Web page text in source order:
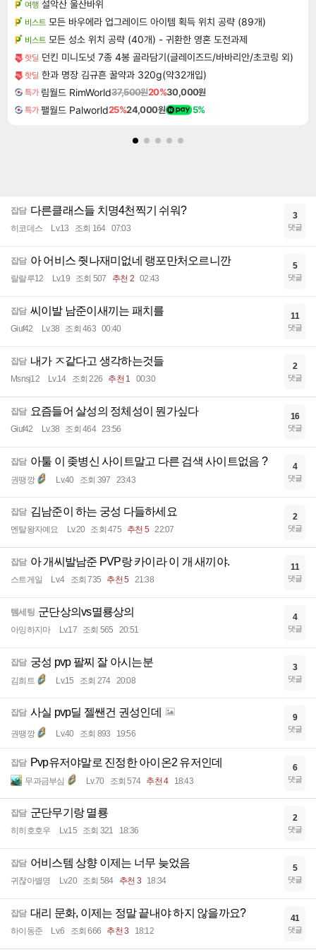
여행 설악산 울산바위
비스트 모든 바우에라 업그레이드 아이템 획득 위치 공략 (89개)
비스트 모든 성소 위치 공략 (40개) - 귀환한 영혼 도전과제
핫딜 던킨 미니도넛 7종 4봉 골라담기(글레이즈드/바바리안/초코링 외)
핫딜 한과 명장 김규흔 꿀약과 320g(약32개입)
특가 림월드 RimWorld37,500원20%30,000원
특가 팰월드 Palworld25%24,000원 5%
잡담 다른클래스들 치명4천찍기 쉬워?
히코데스 Lv.13 조회 164 07:03
3
댓글
잡담 아 어비스 줫나재미없네 랭포만처오르니깐
랄랄루12 Lv.19 조회 507 추천 2 02:43
5
댓글
잡담 씨이발 남준이새끼는 패치를
Giuf42 Lv.38 조회 463 00:40
11
댓글
잡담 내가 ㅈ같다고 생각하는것들
Msnsj12 Lv.14 조회 226 추천 1 00:30
2
댓글
잡담 요즘들어 살성의 정체성이 뭔가싶다
Giuf42 Lv.38 조회 464 23:56
16
댓글
잡담 아툴 이 좆병신 사이트말고 다른 검색 사이트없음 ?
권땡깡 Lv.40 조회 397 23:43
4
댓글
잡담 김남준이 하는 궁성 다들하세요
멘탈왕자예요 Lv.20 조회 475 추천 5 22:07
2
댓글
잡담 아 개씨발남준 PVP랑 카이라 이 개 새끼야.
스트게일 Lv.4 조회 735 추천 5 21:38
11
댓글
템세팅 군단상의vs멸룡상의
아잉하지마 Lv.17 조회 565 20:51
4
댓글
잡담 궁성 pvp 팔찌 잘 아시는분
김희트 Lv.15 조회 274 20:08
3
댓글
잡담 사실 pvp딜 젤쌘건 권성인데
권땡깡 Lv.40 조회 893 19:56
9
댓글
잡담 Pvp유저야말로 진정한 아이온2 유저인데
무과금부심 Lv.70 조회 574 추천 4 18:43
6
댓글
잡담 군단무기랑 멸룡
히히호호우 Lv.15 조회 321 18:36
2
댓글
잡담 어비스템 상향 이제는 너무 늦었음
귀찮아별명 Lv.20 조회 584 추천 3 18:34
5
댓글
잡담 대리 문화, 이제는 정말 끝내야 하지 않을까요?
하이동준 Lv.6 조회 666 추천 3 18:12
41
댓글